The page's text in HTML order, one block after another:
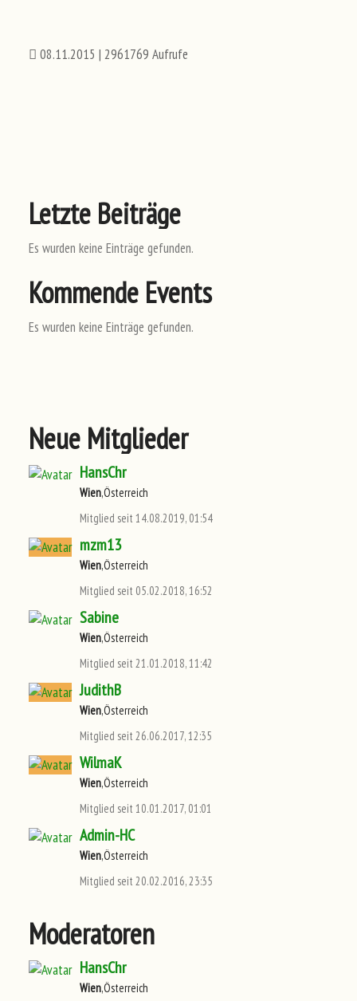
08.11.2015 | 2961769 Aufrufe
Letzte Beiträge
Es wurden keine Einträge gefunden.
Kommende Events
Es wurden keine Einträge gefunden.
Neue Mitglieder
HansChr
Wien,Österreich
Mitglied seit 14.08.2019, 01:54
mzm13
Wien,Österreich
Mitglied seit 05.02.2018, 16:52
Sabine
Wien,Österreich
Mitglied seit 21.01.2018, 11:42
JudithB
Wien,Österreich
Mitglied seit 26.06.2017, 12:35
WilmaK
Wien,Österreich
Mitglied seit 10.01.2017, 01:01
Admin-HC
Wien,Österreich
Mitglied seit 20.02.2016, 23:35
Moderatoren
HansChr
Wien,Österreich